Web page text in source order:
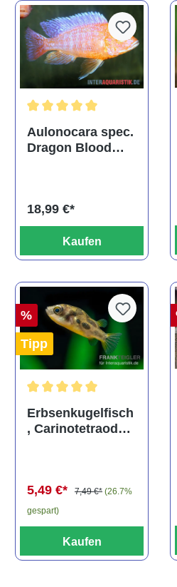
Durchschnittliche Bewertung
Aulonocara spec.
Dragon Blood
18,99 €*
Kaufen
%
Tipp
Durchschnittliche Bewertung
Erbsenkugelfisch
, Carinotetraodon
5,49 €* 7,49 €* (26.7%
gespart)
Kaufen